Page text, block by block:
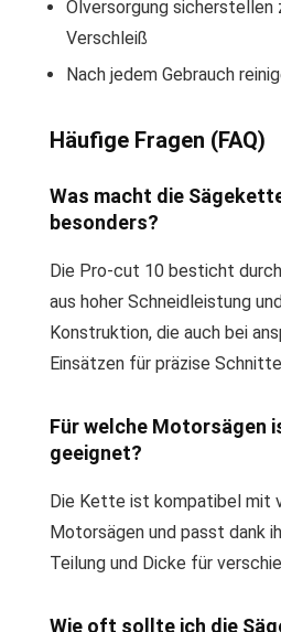
Ölversorgung sicherstellen
Verschleiß
Nach jedem Gebrauch
Häufige Fragen (FAQ)
Was macht die
besonders?
Die Pro-cut 10 besticht
aus hoher Schneidleistung
Konstruktion, die auch bei
Einsätzen für präzise
Für welche Motorsägen
geeignet?
Die Kette ist kompatibel mit
Motorsägen und passt dank
Teilung und Dicke für
Wie oft sollte ich die